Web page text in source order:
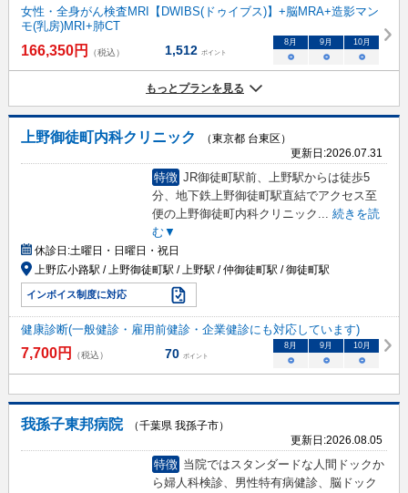
女性・全身がん検査MRI【DWIBS(ドゥイブス)】+脳MRA+造影マン
モ(乳房)MRI+肺CT
166,350円 （税込） 1,512 ポイント
8月 9月 10月
○ ○ ○
もっとプランを見る
上野御徒町内科クリニック
（東京都 台東区）
更新日:2026.07.31
特徴 JR御徒町駅前、上野駅からは徒歩5
分、地下鉄上野御徒町駅直結でアクセス至
便の上野御徒町内科クリニック
続きを読
む▼
休診日:土曜日・日曜日・祝日
上野広小路駅 / 上野御徒町駅 / 上野駅 / 仲御徒町駅 / 御徒町駅
インボイス制度に対応
健康診断(一般健診・雇用前健診・企業健診にも対応しています)
7,700円 （税込） 70 ポイント
8 月 9 月 10月
○ ○ ○
我孫子東邦病院
（千葉県 我孫子市）
更新日:2026.08.05
特徴 当院ではスタンダードな人間ドックか
ら婦人科検診、男性特有病健診、脳ドック